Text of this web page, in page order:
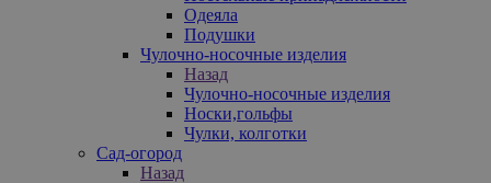
Одеяла
Подушки
Чулочно-носочные изделия
Назад
Чулочно-носочные изделия
Носки,гольфы
Чулки, колготки
Сад-огород
Назад